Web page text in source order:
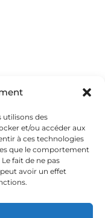
utilisons des
et/ou accéder aux
à ces technologies
que le comportement
fait de ne pas
avoir un effet